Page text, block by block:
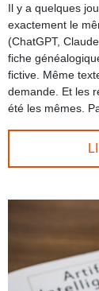
Il y a quelques
exactement le
(ChatGPT,
fiche
fictive. Même
demande. Et les
été les mêmes.